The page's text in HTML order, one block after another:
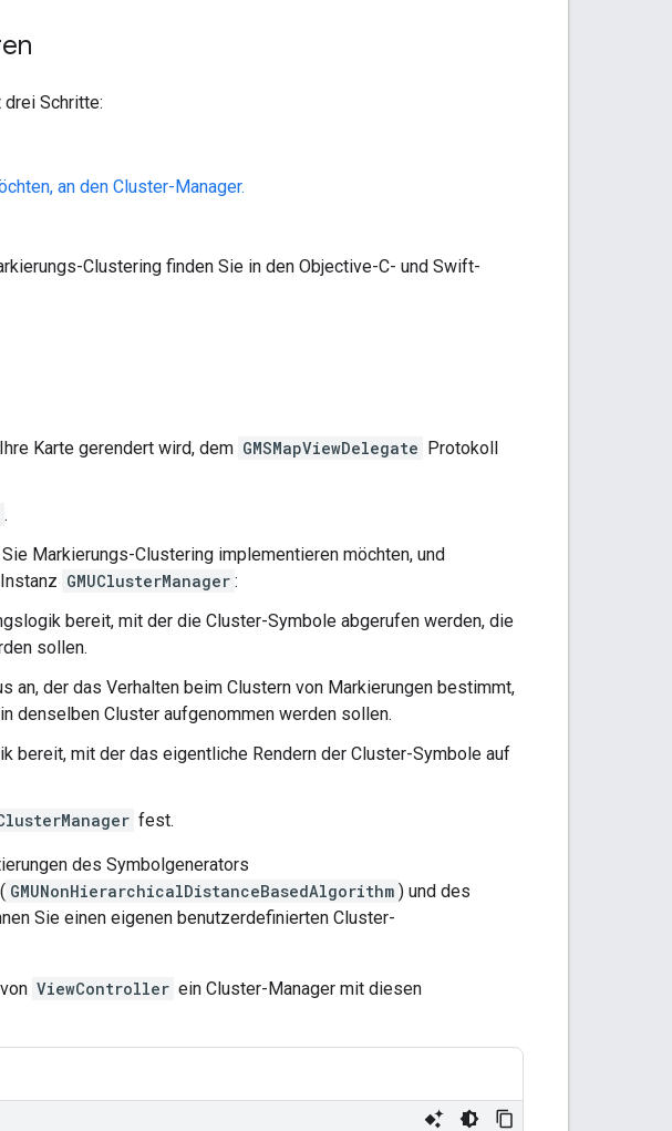
drei Schritte:
an den Cluster-Manager.
Clustering finden Sie in den Objective-C- und Swift-
Karte gerendert wird, dem GMSMapViewDelegate Protokoll
.
Markierungs-Clustering implementieren möchten, und
GMUClusterManager :
bereit, mit der die Cluster-Symbole abgerufen werden, die
sollen.
an, der das Verhalten beim Clustern von Markierungen bestimmt,
denselben Cluster aufgenommen werden sollen.
bereit, mit der das eigentliche Rendern der Cluster-Symbole auf
fest.
des Symbolgenerators
GMUNonHierarchicalDistanceBasedAlgorithm ) und des
Sie einen eigenen benutzerdefinierten Cluster-
ViewController ein Cluster-Manager mit diesen